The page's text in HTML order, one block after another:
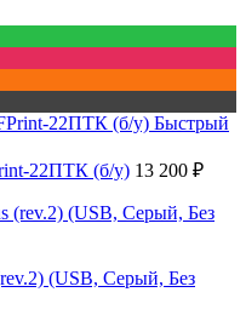
Быстрый
22ПТК (б/у) 13 200 ₽
(USB, Серый, Без